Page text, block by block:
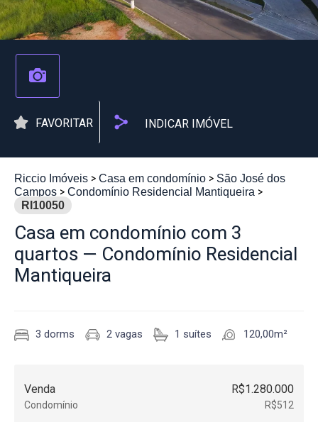
FAVORITAR INDICAR IMÓVEL
Riccio Imóveis Casa em condomínio
São José dos
Campos
Condomínio Residencial Mantiqueira
RI10050
Casa em condomínio com 3
quartos — Condomínio Residencial
Mantiqueira
3 dorms 2 vagas 1 suítes 120,00m²
Venda R$1.280.000
Condomínio R$512